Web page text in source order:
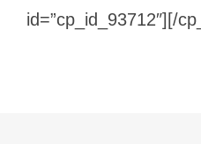
id=”cp_id_93712″][/